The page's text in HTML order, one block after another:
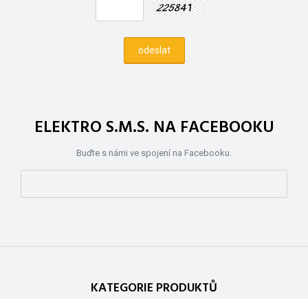
ELEKTRO S.M.S. NA FACEBOOKU
Buďte s námi ve spojení na Facebooku.
KATEGORIE PRODUKTŮ